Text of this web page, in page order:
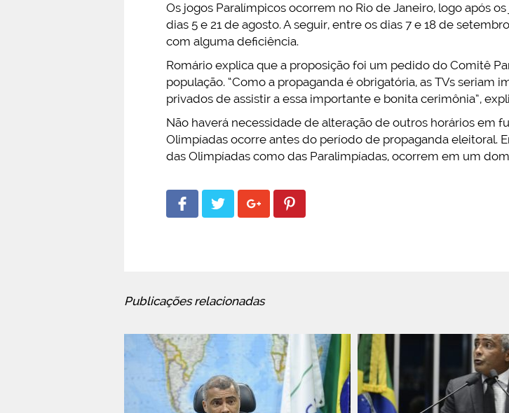
Os jogos Paralímpicos ocorrem no Rio de Janeiro, logo após
dias 5 e 21 de agosto. A seguir, entre os dias 7 e 18 de
com alguma deficiência.
Romário explica que a proposição foi um pedido do Comitê
população. “Como a propaganda é obrigatória, as TVs seriam
privados de assistir a essa importante e bonita cerimônia”,
Não haverá necessidade de alteração de outros horários em
Olimpíadas ocorre antes do período de propaganda eleitoral.
das Olimpíadas como das Paralimpíadas, ocorrem em um
Publicações relacionadas